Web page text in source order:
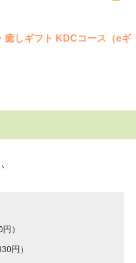
癒しギフト KDCコース（eギ
）
円）